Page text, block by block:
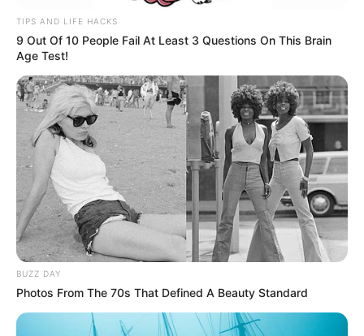
TIPS AND LIFE HACKS
9 Out Of 10 People Fail At Least 3 Questions On This Brain
Age Test!
BUZZ DAY
Photos From The 70s That Defined A Beauty Standard